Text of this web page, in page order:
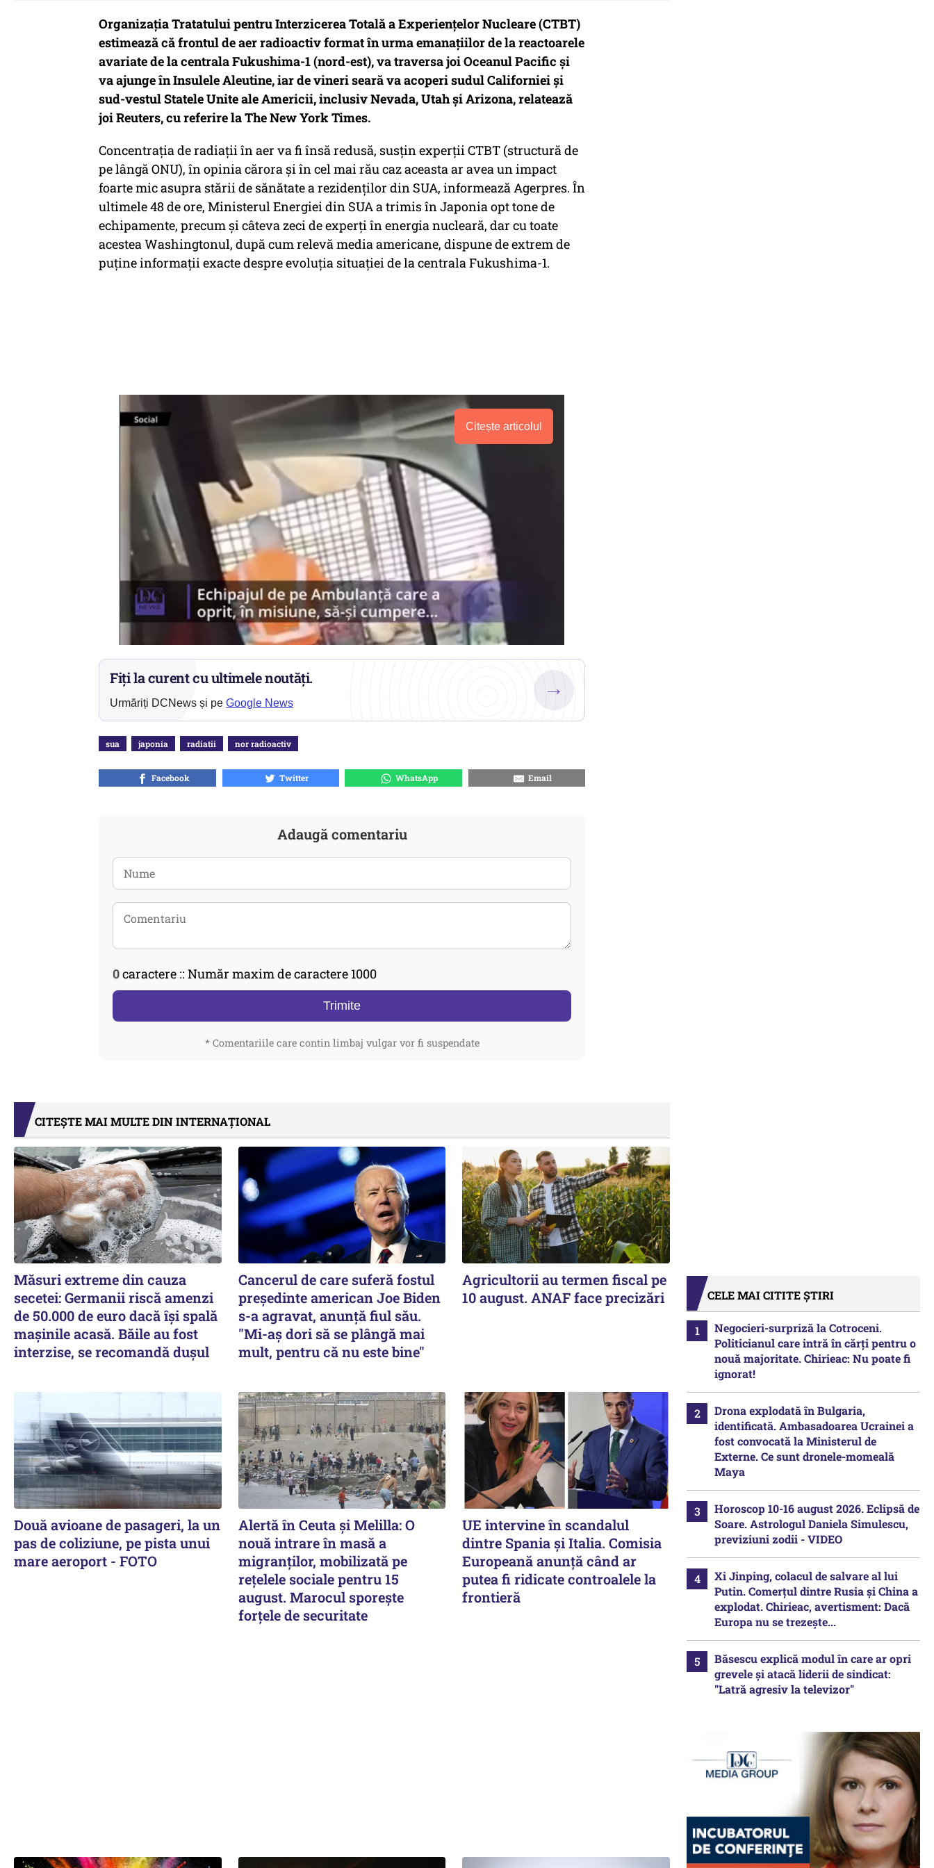
Organizaţia Tratatului pentru Interzicerea Totală a Experienţelor Nucleare (CTBT)
estimează că frontul de aer radioactiv format în urma emanaţiilor de la reactoarele
avariate de la centrala Fukushima-1 (nord-est), va traversa joi Oceanul Pacific şi
va ajunge în Insulele Aleutine, iar de vineri seară va acoperi sudul Californiei şi
sud-vestul Statele Unite ale Americii, inclusiv Nevada, Utah şi Arizona, relatează
joi Reuters, cu referire la The New York Times.
Concentraţia de radiaţii în aer va fi însă redusă, susţin experţii CTBT (structură de
pe lângă ONU), în opinia cărora şi în cel mai rău caz aceasta ar avea un impact
foarte mic asupra stării de sănătate a rezidenţilor din SUA, informează Agerpres. În
ultimele 48 de ore, Ministerul Energiei din SUA a trimis în Japonia opt tone de
echipamente, precum şi câteva zeci de experţi în energia nucleară, dar cu toate
acestea Washingtonul, după cum relevă media americane, dispune de extrem de
puţine informaţii exacte despre evoluţia situaţiei de la centrala Fukushima-1.
Citește articolul
Fiți la curent cu ultimele noutăți.
Urmăriți DCNews și pe Google News
→
sua japonia radiatii nor radioactiv
Facebook Twitter WhatsApp Email
Adaugă comentariu
0caractere :: Număr maxim de caractere 1000
Trimite
* Comentariile care contin limbaj vulgar vor fi suspendate
CITEȘTE MAI MULTE DIN INTERNAȚIONAL
Măsuri extreme din cauza
secetei: Germanii riscă amenzi
de 50.000 de euro dacă își spală
mașinile acasă. Băile au fost
interzise, se recomandă dușul
Cancerul de care suferă fostul
preşedinte american Joe Biden
s-a agravat, anunță fiul său.
"Mi-aș dori să se plângă mai
mult, pentru că nu este bine"
Agricultorii au termen fiscal pe
10 august. ANAF face precizări
Două avioane de pasageri, la un
pas de coliziune, pe pista unui
mare aeroport - FOTO
Alertă în Ceuta și Melilla: O
nouă intrare în masă a
migranților, mobilizată pe
rețelele sociale pentru 15
august. Marocul sporește
forțele de securitate
UE intervine în scandalul
dintre Spania și Italia. Comisia
Europeană anunță când ar
putea fi ridicate controalele la
frontieră
CELE MAI CITITE ȘTIRI
Negocieri-surpriză la Cotroceni.
Politicianul care intră în cărți pentru o
nouă majoritate. Chirieac: Nu poate fi
ignorat!
Drona explodată în Bulgaria,
identificată. Ambasadoarea Ucrainei a
fost convocată la Ministerul de
Externe. Ce sunt dronele-momeală
Maya
Horoscop 10-16 august 2026. Eclipsă de
Soare. Astrologul Daniela Simulescu,
previziuni zodii - VIDEO
Xi Jinping, colacul de salvare al lui
Putin. Comerțul dintre Rusia și China a
explodat. Chirieac, avertisment: Dacă
Europa nu se trezește...
Băsescu explică modul în care ar opri
grevele și atacă liderii de sindicat:
"Latră agresiv la televizor"